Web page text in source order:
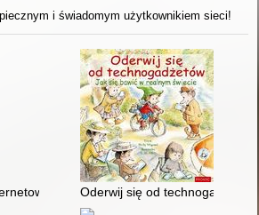
i świadomym użytkownikiem sieci!
demon, choroba psychiczna i
Oderwij się od